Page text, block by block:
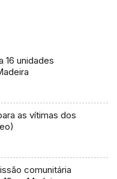
16 unidades
as vítimas dos
comunitária